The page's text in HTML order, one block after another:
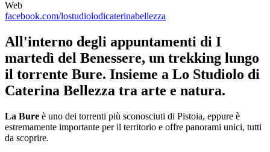
Web
facebook.com/lostudiolodicaterinabellezza
All'interno degli appuntamenti di I
martedì del Benessere, un trekking lungo
il torrente Bure. Insieme a Lo Studiolo di
Caterina Bellezza tra arte e natura.
La Bure è uno dei torrenti più sconosciuti di Pistoia, eppure è
estremamente importante per il territorio e offre panorami unici, tutti
da scoprire.